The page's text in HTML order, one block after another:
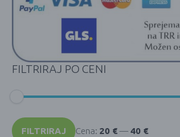
FILTRIRAJ PO CENI
Min
cena
Max
cenaFILTRIRAJ Cena: 20 €— 40 €